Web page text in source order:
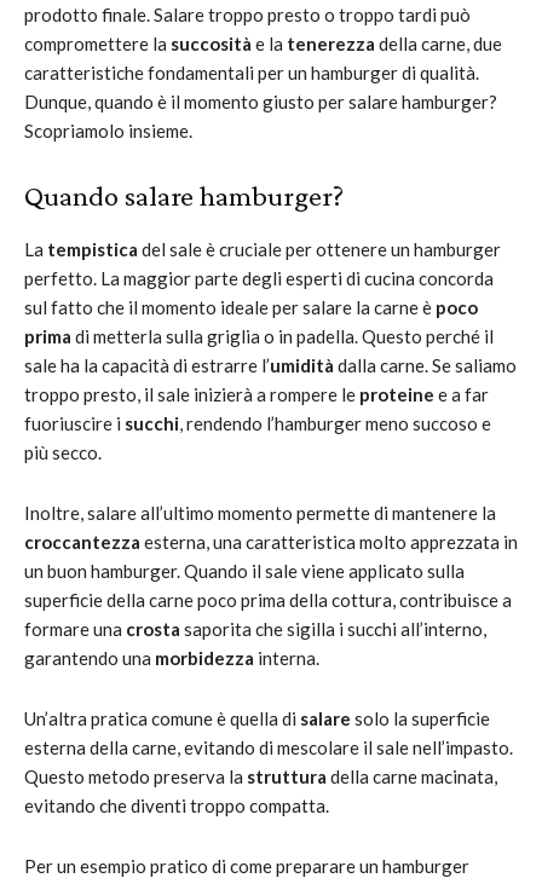
prodotto finale. Salare troppo presto o troppo tardi può
compromettere la succosità e la tenerezza della carne, due
caratteristiche fondamentali per un hamburger di qualità.
Dunque, quando è il momento giusto per salare hamburger?
Scopriamolo insieme.
Quando salare hamburger?
La tempistica del sale è cruciale per ottenere un hamburger
perfetto. La maggior parte degli esperti di cucina concorda
sul fatto che il momento ideale per salare la carne è poco
prima di metterla sulla griglia o in padella. Questo perché il
sale ha la capacità di estrarre l’umidità dalla carne. Se saliamo
troppo presto, il sale inizierà a rompere le proteine e a far
fuoriuscire i succhi, rendendo l’hamburger meno succoso e
più secco.
Inoltre, salare all’ultimo momento permette di mantenere la
croccantezza esterna, una caratteristica molto apprezzata in
un buon hamburger. Quando il sale viene applicato sulla
superficie della carne poco prima della cottura, contribuisce a
formare una crosta saporita che sigilla i succhi all’interno,
garantendo una morbidezza interna.
Un’altra pratica comune è quella di salare solo la superficie
esterna della carne, evitando di mescolare il sale nell’impasto.
Questo metodo preserva la struttura della carne macinata,
evitando che diventi troppo compatta.
Per un esempio pratico di come preparare un hamburger